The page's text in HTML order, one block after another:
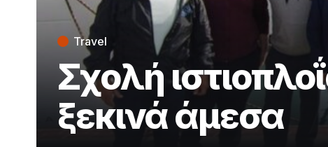
Travel
Σχολή
ξεκινά άμεσα